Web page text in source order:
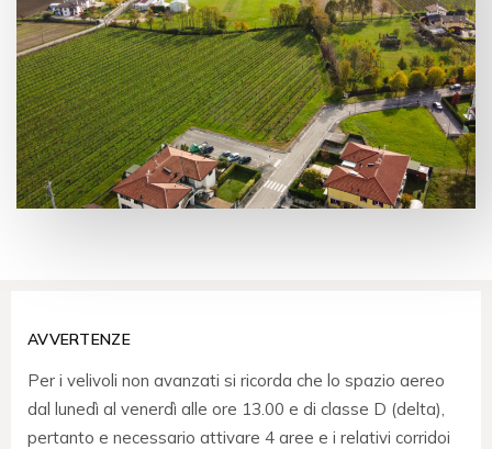
AVVERTENZE
Per i velivoli non avanzati si ricorda che lo spazio aereo
dal lunedì al venerdì alle ore 13.00 e di classe D (delta),
pertanto e necessario attivare 4 aree e i relativi corridoi